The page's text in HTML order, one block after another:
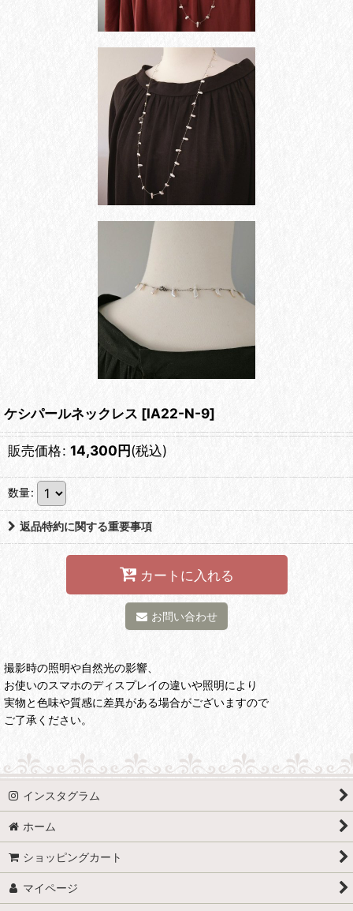
ケシパールネックレス [IA22-N-9]
販売価格: 14,300円(税込)
数量:
返品特約に関する重要事項
カートに入れる
お問い合わせ
撮影時の照明や自然光の影響、
お使いのスマホのディスプレイの違いや照明により
実物と色味や質感に差異がある場合がございますので
ご了承ください。
インスタグラム
ホーム
ショッピングカート
マイページ